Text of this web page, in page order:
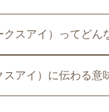
スアイ）ってどん
アイ）に伝わる意